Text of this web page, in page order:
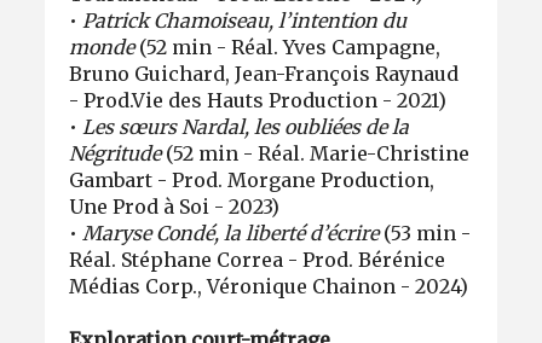
•Patrick Chamoiseau, l’intention du
monde(52 min - Réal. Yves Campagne,
Bruno Guichard, Jean-François Raynaud
- Prod.Vie des Hauts Production - 2021)
•Les sœurs Nardal, les oubliées de la
Négritude(52 min - Réal. Marie-Christine
Gambart - Prod. Morgane Production,
Une Prod à Soi - 2023)
•Maryse Condé, la liberté d’écrire(53 min -
Réal. Stéphane Correa - Prod. Bérénice
Médias Corp., Véronique Chainon - 2024)